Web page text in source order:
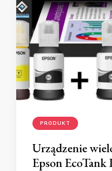
PRODUKT
Urządzenie
Epson EcoTank